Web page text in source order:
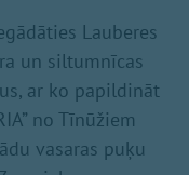
Lauberes
un siltumnīcas
ar ko papildināt
no Tīnūžiem
vasaras puķu